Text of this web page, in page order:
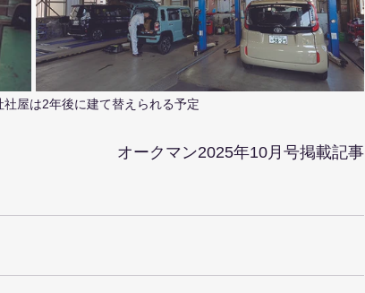
屋は2年後に建て替えられる予定
オークマン2025年10月号掲載記事